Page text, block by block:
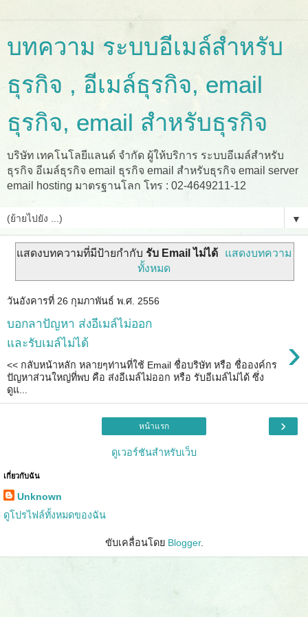
บทความ ระบบอีเมล์สำหรับ
ธุรกิจ , อีเมล์ธุรกิจ, email
ธุรกิจ, email สำหรับธุรกิจ
บริษัท เทคโนโลยีแลนด์ จำกัด ผู้ให้บริการ ระบบอีเมล์สำหรับ
ธุรกิจ อีเมล์ธุรกิจ email ธุรกิจ email สำหรับธุรกิจ email server
email hosting มาตรฐานโลก โทร : 02-4649211-12
▼
แสดงบทความที่มีป้ายกำกับ รับ Email ไม่ได้
แสดงบทความ
ทั้งหมด
วันอังคารที่ 26 กุมภาพันธ์ พ.ศ. 2556
บอกลาปัญหา ส่งอีเมล์ไม่ออก
และรับเมล์ไม่ได้
›
<< กลับหน้าหลัก หลายๆท่านที่ใช้ Email ชื่อบริษัท หรือ ชื่อองค์กร
ปัญหาส่วนใหญ่ที่พบ คือ ส่งอีเมล์ไม่ออก หรือ รับอีเมล์ไม่ได้ ซึ่ง
ดูแ...
›
หน้าแรก
ดูเวอร์ชันสำหรับเว็บ
เกี่ยวกับฉัน
Unknown
ดูโปรไฟล์ทั้งหมดของฉัน
ขับเคลื่อนโดย Blogger.